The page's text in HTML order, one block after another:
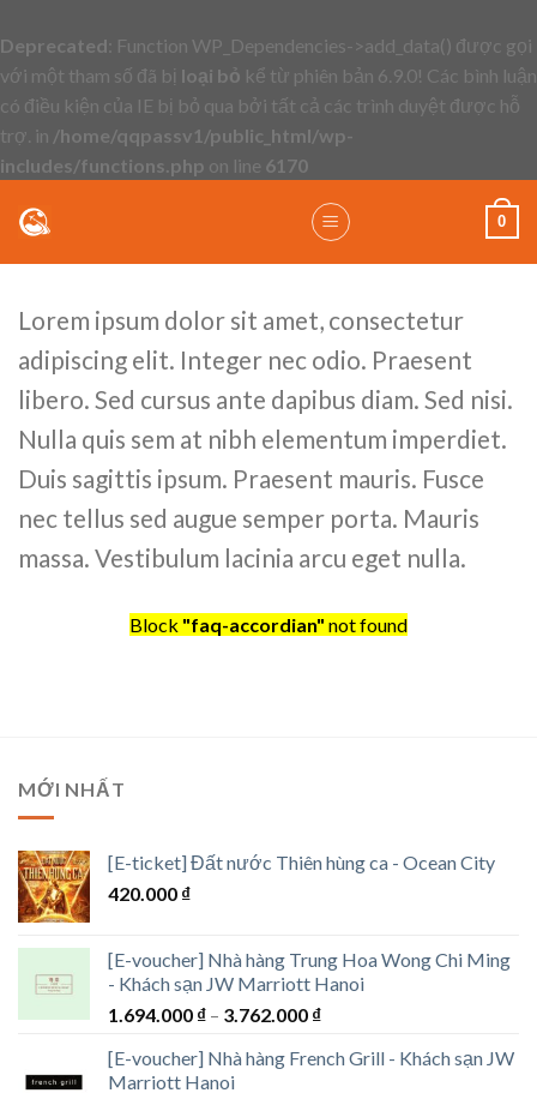
Deprecated : Function WP_Dependencies->add_data() được gọi
với một tham số đã bị loại bỏ kể từ phiên bản 6.9.0! Các bình luận
có điều kiện của IE bị bỏ qua bởi tất cả các trình duyệt được hỗ
trợ. in /home/qqpassv1/public_html/wp-
includes/functions.php on line 6170
0
Lorem ipsum dolor sit amet, consectetur
adipiscing elit. Integer nec odio. Praesent
libero. Sed cursus ante dapibus diam. Sed nisi.
Nulla quis sem at nibh elementum imperdiet.
Duis sagittis ipsum. Praesent mauris. Fusce
nec tellus sed augue semper porta. Mauris
massa. Vestibulum lacinia arcu eget nulla.
Block "faq-accordian" not found
MỚI NHẤT
[E-ticket] Đất nước Thiên hùng ca - Ocean City
420.000 ₫
[E-voucher] Nhà hàng Trung Hoa Wong Chi Ming
- Khách sạn JW Marriott Hanoi
1.694.000 ₫ – 3.762.000 ₫Khoảng
từ
[E-voucher] Nhà hàng French Grill - Khách sạn JW
Marriott Hanoi